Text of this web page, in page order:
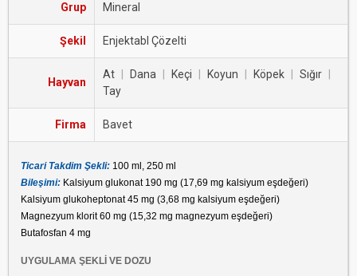
Grup Mineral
Şekil Enjektabl Çözelti
Hayvan
At Dana Keçi Koyun Köpek Sığır
Tay
Firma Bavet
Ticari Takdim Şekli: 100 ml, 250 ml
Bileşimi: Kalsiyum glukonat 190 mg (17,69 mg kalsiyum eşdeğeri)
Kalsiyum glukoheptonat 45 mg (3,68 mg kalsiyum eşdeğeri)
Magnezyum klorit 60 mg (15,32 mg magnezyum eşdeğeri)
Butafosfan 4 mg
UYGULAMA ŞEKLİ VE DOZU